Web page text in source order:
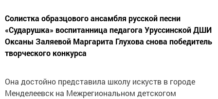
Солистка образцового ансамбля русской песни
«Сударушка» воспитанница педагога Уруссинской ДШИ
Оксаны Заляевой Маргарита Глухова снова победитель
творческого конкурса
Она достойно представила школу искуств в городе
Менделеевск на Межрегиональном детскогом